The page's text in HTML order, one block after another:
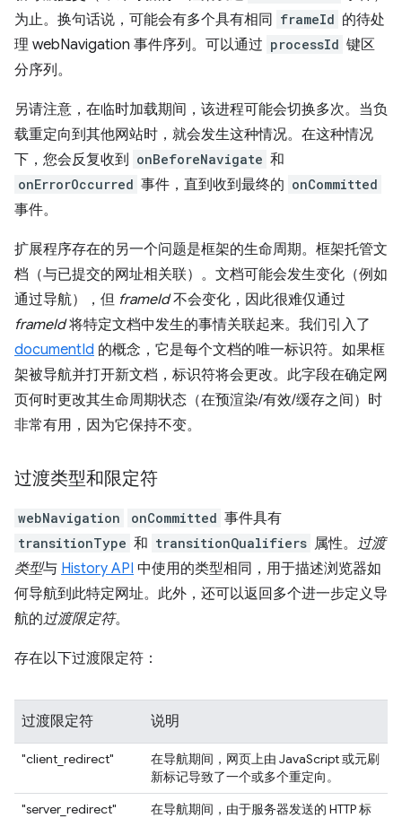
为止。换句话说，可能会有多个具有相同
frameId 的待处
理 webNavigation 事件序列。可以通过 processId 键区
分序列。
另请注意，在临时加载期间，该进程可能会切换多次。当负
载重定向到其他网站时，就会发生这种情况。在这种情况
下，您会反复收到 onBeforeNavigate 和
onErrorOccurred 事件，直到收到最终的 onCommitted
事件。
扩展程序存在的另一个问题是框架的生命周期。框架托管文
档（与已提交的网址相关联）。文档可能会发生变化（例如
通过导航），但 frameId不会变化，因此很难仅通过
frameId将特定文档中发生的事情关联起来。我们引入了
documentId 的概念，它是每个文档的唯一标识符。如果框
架被导航并打开新文档，标识符将会更改。此字段在确定网
页何时更改其生命周期状态（在预渲染/有效/缓存之间）时
非常有用，因为它保持不变。
过渡类型和限定符
webNavigation onCommitted 事件具有
transitionType 和 transitionQualifiers 属性。 过渡
类型与 History API 中使用的类型相同，用于描述浏览器如
何导航到此特定网址。此外，还可以返回多个进一步定义导
航的过渡限定符。
存在以下过渡限定符：
过渡限定符 说明
"client_redirect"
在导航期间，网页上由 JavaScript 或元刷
新标记导致了一个或多个重定向。
"server_redirect"
在导航期间，由于服务器发送的 HTTP 标